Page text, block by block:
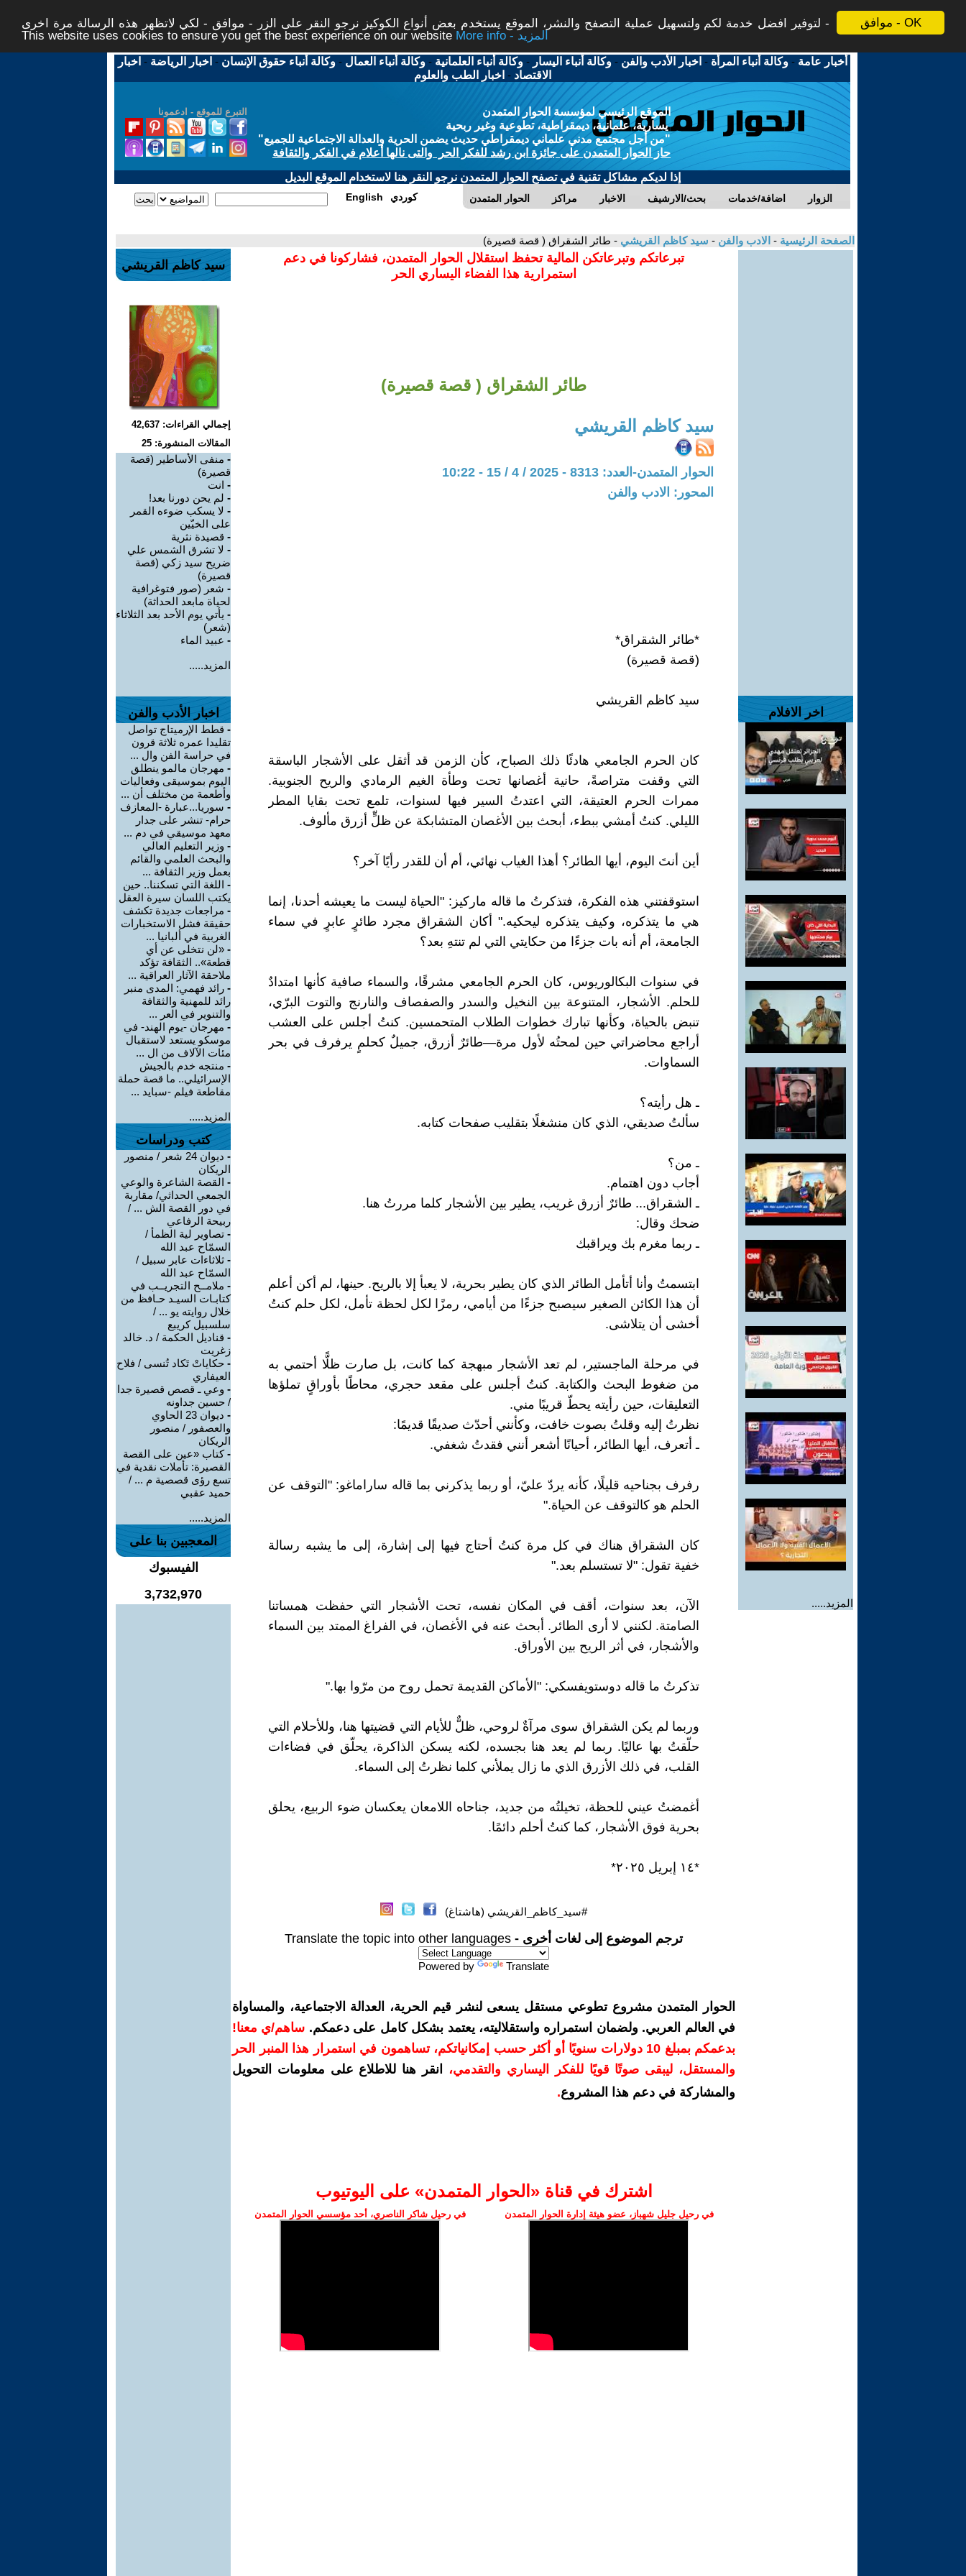
موافق - OK
لتوفير افضل خدمة لكم ولتسهيل عملية التصفح والنشر، الموقع يستخدم بعض أنواع الكوكيز نرجو النقر على الزر - موافق - لكي لاتظهر هذه الرسالة مرة اخرى -
This website uses cookies to ensure you get the best experience on our website
More info - المزيد
أخبار عامة -وكالة أنباء المرأة - اخبار الأدب والفن -وكالة أنباء اليسار -وكالة أنباء العلمانية -وكالة أنباء العمال -وكالة أنباء حقوق الإنسان - اخبار الرياضة - اخبار
الاقتصاد - اخبار الطب والعلوم
التبرع للموقع - ادعمونا
الموقع الرئيسي لمؤسسة الحوار المتمدن
يسارية، علمانية، ديمقراطية، تطوعية وغير ربحية
"من أجل مجتمع مدني علماني ديمقراطي حديث يضمن الحرية والعدالة الاجتماعية للجميع"
حاز الحوار المتمدن على جائزة ابن رشد للفكر الحر والتى نالها أعلام في الفكر والثقافة
إذا لديكم مشاكل تقنية في تصفح الحوار المتمدن نرجو النقر هنا لاستخدام الموقع البديل
الحوار المتمدن مراكز الاخبار بحث/الارشيف اضافة/خدمات الزوار English كوردي
الصفحة الرئيسية - الادب والفن - سيد كاظم القريشي - طائر الشقراق ( قصة قصيرة)
اخر الافلام
المزيد.....
تبرعاتكم وتبرعاتكن المالية تحفظ استقلال الحوار المتمدن، فشاركونا في دعم
استمرارية هذا الفضاء اليساري الحر
طائر الشقراق ( قصة قصيرة)
سيد كاظم القريشي
الحوار المتمدن-العدد: 8313 - 2025 / 4 / 15 - 10:22
المحور: الادب والفن
*طائر الشقراق*
(قصة قصيرة)
سيد كاظم القريشي
كان الحرم الجامعي هادئًا ذلك الصباح، كأن الزمن قد أثقل على الأشجار الباسقة
التي وقفت متراصةً، حانية أغصانها تحت وطأة الغيم الرمادي والريح الجنوبية.
ممرات الحرم العتيقة، التي اعتدتُ السير فيها لسنوات، تلمع تحت بقايا المطر
الليلي. كنتُ أمشي ببطء، أبحث بين الأغصان المتشابكة عن ظلٍّ أزرق مألوف.
أين أنتَ اليوم، أيها الطائر؟ أهذا الغياب نهائي، أم أن للقدر رأيًا آخر؟
استوقفتني هذه الفكرة، فتذكرتُ ما قاله ماركيز: "الحياة ليست ما يعيشه أحدنا، إنما
هي ما يتذكره، وكيف يتذكره ليحكيه." أكان الشقراق مجرد طائرٍ عابرٍ في سماء
الجامعة، أم أنه بات جزءًا من حكايتي التي لم تنتهِ بعد؟
في سنوات البكالوريوس، كان الحرم الجامعي مشرقًا، والسماء صافية كأنها امتدادٌ
للحلم. الأشجار، المتنوعة بين النخيل والسدر والصفصاف والنارنج والتوت البرّي،
تنبض بالحياة، وكأنها تبارك خطوات الطلاب المتحمسين. كنتُ أجلس على العشب
أراجع محاضراتي حين لمحتُه لأول مرة—طائرٌ أزرق، جميلٌ كحلمٍ يرفرف في بحر
السماوات.
ـ هل رأيته؟
سألتُ صديقي، الذي كان منشغلًا بتقليب صفحات كتابه.
ـ من؟
أجاب دون اهتمام.
ـ الشقراق... طائرٌ أزرق غريب، يطير بين الأشجار كلما مررتُ هنا.
ضحك وقال:
ـ ربما مغرم بك ويراقبك
ابتسمتُ وأنا أتأمل الطائر الذي كان يطير بحرية، لا يعبأ إلا بالريح. حينها، لم أكن أعلم
أن هذا الكائن الصغير سيصبح جزءًا من أيامي، رمزًا لكل لحظة تأمل، لكل حلم كنتُ
أخشى أن يتلاشى.
في مرحلة الماجستير، لم تعد الأشجار مبهجة كما كانت، بل صارت ظلًّا أحتمي به
من ضغوط البحث والكتابة. كنتُ أجلس على مقعد حجري، محاطًا بأوراقٍ تملؤها
التعليقات، حين رأيته يحطّ قريبًا مني.
نظرتُ إليه وقلتُ بصوت خافت، وكأنني أحدّث صديقًا قديمًا:
ـ أتعرف، أيها الطائر، أحيانًا أشعر أنني فقدتُ شغفي.
رفرف بجناحيه قليلًا، كأنه يردّ عليّ، أو ربما يذكرني بما قاله ساراماغو: "التوقف عن
الحلم هو كالتوقف عن الحياة."
كان الشقراق هناك في كل مرة كنتُ أحتاج فيها إلى إشارة، إلى ما يشبه رسالة
خفية تقول: "لا تستسلم بعد."
الآن، بعد سنوات، أقف في المكان نفسه، تحت الأشجار التي حفظت همساتنا
الصامتة. لكنني لا أرى الطائر. أبحث عنه في الأغصان، في الفراغ الممتد بين السماء
والأشجار، في أثر الريح بين الأوراق.
تذكرتُ ما قاله دوستويفسكي: "الأماكن القديمة تحمل روح من مرّوا بها."
وربما لم يكن الشقراق سوى مرآةٌ لروحي، ظلٌّ للأيام التي قضيتها هنا، وللأحلام التي
حلّقتُ بها عاليًا. ربما لم يعد هنا بجسده، لكنه يسكن الذاكرة، يحلّق في فضاءات
القلب، في ذلك الأزرق الذي ما زال يملأني كلما نظرتُ إلى السماء.
أغمضتُ عيني للحظة، تخيلتُه من جديد، جناحاه اللامعان يعكسان ضوء الربيع، يحلق
بحرية فوق الأشجار، كما كنتُ أحلم دائمًا.
*١٤ إبريل ٢٠٢٥*
#سيد_كاظم_القريشي (هاشتاغ)
ترجم الموضوع إلى لغات أخرى - Translate the topic into other languages
Powered by Translate
الحوار المتمدن مشروع تطوعي مستقل يسعى لنشر قيم الحرية، العدالة الاجتماعية، والمساواة
في العالم العربي. ولضمان استمراره واستقلاليته، يعتمد بشكل كامل على دعمكم. ساهم/ي معنا!
بدعمكم بمبلغ 10 دولارات سنويًا أو أكثر حسب إمكانياتكم، تساهمون في استمرار هذا المنبر الحر
والمستقل، ليبقى صوتًا قويًا للفكر اليساري والتقدمي،
انقر هنا للاطلاع على معلومات التحويل
والمشاركة في دعم هذا المشروع.
اشترك في قناة ‫«الحوار المتمدن» على اليوتيوب
في رحيل جليل شهباز، عضو هيئة إدارة الحوار المتمدن في رحيل شاكر الناصري، أحد مؤسسي الحوار المتمدن
سيد كاظم القريشي
إجمالي القراءات: 42,637
المقالات المنشورة: 25
- منفى الأساطير (قصة
قصيرة)
- انت
- لم يحن دورنا بعد!
- لا يسكب ضوءه القمر
على الخيّين
- قصيدة نثرية
- لا تشرق الشمس علي
ضريح سيد زكي (قصة
قصيرة)
- شعر (صور فتوغرافية
لحياة مابعد الحداثة)
- يأتي يوم الأحد بعد الثلاثاء
(شعر)
- عبید الماء
المزيد.....
اخبار الأدب والفن
- قطط الإرميتاج تواصل
تقليدا عمره ثلاثة قرون
في حراسة الفن وال ...
- مهرجان مالمو ينطلق
اليوم بموسيقى وفعاليات
وأطعمة من مختلف أن ...
- سوريا...عبارة -المعازف
حرام- تنشر على جدار
معهد موسيقي في دم ...
- وزير التعليم العالي
والبحث العلمي والقائم
بعمل وزير الثقافة ...
- اللغة التي تسكننا.. حين
يكتب اللسان سيرة العقل
- مراجعات جديدة تكشف
حقيقة فشل الاستخبارات
الغربية في ألبانيا ...
- «لن نتخلى عن أي
قطعة».. الثقافة تؤكد
ملاحقة الآثار العراقية ...
- رائد فهمي: المدى منبر
رائد للمهنية والثقافة
والتنوير في العر ...
- مهرجان -يوم الهند- في
موسكو يستعد لاستقبال
مئات الآلاف من ال ...
- منتجه خدم بالجيش
الإسرائيلي.. ما قصة حملة
مقاطعة فيلم -سبايد ...
المزيد.....
كتب ودراسات
-
ديوان 24 شعر / منصور
الريكان
- القصة الشاعرة والوعي
الجمعي الحداثي/ مقاربة
في دور القصة الش ... /
ربيحة الرفاعي
- تصاوير لية الظمأ /
السمّاح عبد الله
- ثلاثاءات عابر سبيل /
السمّاح عبد الله
- ملامــح التجريــب في
كتابـات السيـد حـافظ من
خلال روايته يو ... /
سلسبيل كريبع
- قناديل الحكمة / د. خالد
زغريت
- حكاياتْ تَكاد تُنسى / فلاح
العيفاري
- وعي ـ قصص قصيرة جدا
/ حسين جداونه
-
ديوان 23 الحاوي
والعصفور / منصور
الريكان
-كتاب «عين على القصة
القصيرة: تأملات نقدية في
تسع رؤى قصصية م ... /
حميد عقبي
المزيد.....
المعجبين بنا على
الفيسبوك
3,732,970